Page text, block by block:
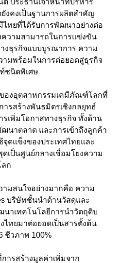
งคงเป็นฐานการผลิตสำคัญ
ไทยที่ได้รับการพัฒนาอย่างต่อ
ความสามารถในการแข่งขัน
งธุรกิจแบบบูรณาการ ความ
มพร้อมในการต่อยอดสู่ธุรกิจ
ชนิดพิเศษ
องอุตสาหกรรมเคมีภัณฑ์โลกที่
ารสร้างพันธมิตรเชิงกลยุทธ์
เพิ่มโอกาสทางธุรกิจ ทั้งด้าน
นาตลาด และการเข้าถึงลูกค้า
จุดแข็งของประเทศไทยและ
เป็นศูนย์กลางเชื่อมโยงความ
ก
มสนใจอย่างมากคือ ความ
บริษัทชั้นนำด้านวัสดุและ
าเทคโนโลยีการนำวัตถุดิบ
ไทยมาต่อยอดเป็นสารตั้งต้น
ชีวภาพ 100%
ารสร้างมูลค่าเพิ่มจาก